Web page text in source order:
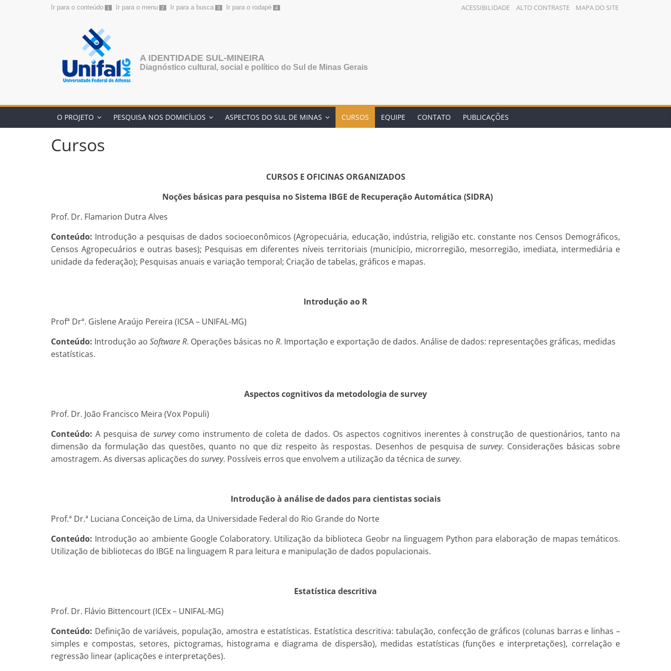
Ir para o conteúdo 1 Ir para o menu 2 Ir para a busca 3 Ir para o rodapé 4 ACESSIBILIDADE ALTO CONTRASTE MAPA DO SITE
A IDENTIDADE SUL-MINEIRA
Diagnóstico cultural, social e político do Sul de Minas Gerais
O PROJETO PESQUISA NOS DOMICÍLIOS ASPECTOS DO SUL DE MINAS CURSOS EQUIPE CONTATO PUBLICAÇÕES
Cursos
CURSOS E OFICINAS ORGANIZADOS
Noções básicas para pesquisa no Sistema IBGE de Recuperação Automática (SIDRA)
Prof. Dr. Flamarion Dutra Alves
Conteúdo: Introdução a pesquisas de dados socioeconômicos (Agropecuária, educação, indústria, religião etc. constante nos Censos Demográficos,
Censos Agropecuários e outras bases); Pesquisas em diferentes níveis territoriais (município, microrregião, mesorregião, imediata, intermediária e
unidade da federação); Pesquisas anuais e variação temporal; Criação de tabelas, gráficos e mapas.
Introdução ao R
Profª Drª. Gislene Araújo Pereira (ICSA – UNIFAL-MG)
Conteúdo: Introdução ao Software R. Operações básicas no R. Importação e exportação de dados. Análise de dados: representações gráficas, medidas
estatísticas.
Aspectos cognitivos da metodologia de survey
Prof. Dr. João Francisco Meira (Vox Populi)
Conteúdo:A pesquisa de surveycomo instrumento de coleta de dados. Os aspectos cognitivos inerentes à construção de questionários, tanto na
dimensão da formulação das questões, quanto no que diz respeito às respostas. Desenhos de pesquisa desurvey. Considerações básicas sobre
amostragem. As diversas aplicações do survey. Possíveis erros que envolvem a utilização da técnica desurvey.
Introdução à análise de dados para cientistas sociais
Prof.ª Dr.ª Luciana Conceição de Lima, da Universidade Federal do Rio Grande do Norte
Conteúdo: Introdução ao ambiente Google Colaboratory. Utilização da biblioteca Geobr na linguagem Python para elaboração de mapas temáticos.
Utilização de bibliotecas do IBGE na linguagem R para leitura e manipulação de dados populacionais.
Estatística descritiva
Prof. Dr. Flávio Bittencourt (ICEx – UNIFAL-MG)
Conteúdo: Definição de variáveis, população, amostra e estatísticas. Estatística descritiva: tabulação, confecção de gráficos (colunas barras e linhas –
simples e compostas, setores, pictogramas, histograma e diagrama de dispersão), medidas estatísticas (funções e interpretações), correlação e
regressão linear (aplicações e interpretações).